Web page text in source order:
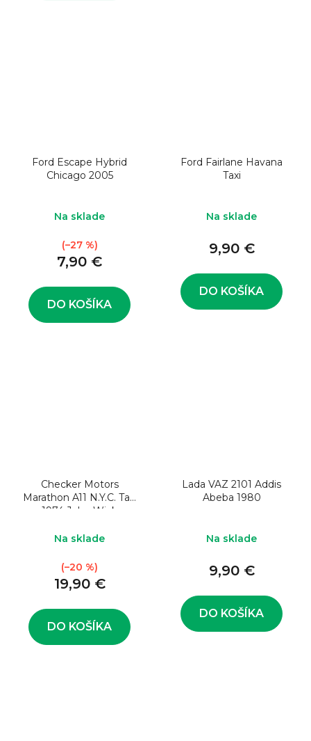
Ford Escape Hybrid
Chicago 2005
Na sklade
7,90 €
(–27 %)
DO KOŠÍKA
Ford Fairlane Havana
Taxi
Na sklade
9,90 €
DO KOŠÍKA
Checker Motors
Marathon A11 N.Y.C. Taxi
1974 John Wick
Na sklade
19,90 €
(–20 %)
DO KOŠÍKA
Lada VAZ 2101 Addis
Abeba 1980
Na sklade
9,90 €
DO KOŠÍKA